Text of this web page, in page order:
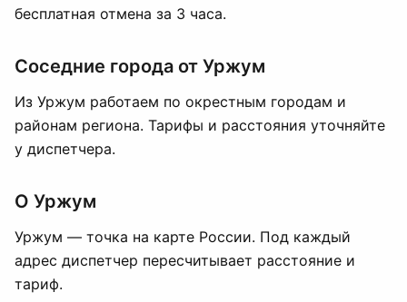
бесплатная отмена за 3 часа.
Соседние города от Уржум
Из Уржум работаем по окрестным городам и
районам региона. Тарифы и расстояния уточняйте
у диспетчера.
О Уржум
Уржум — точка на карте России. Под каждый
адрес диспетчер пересчитывает расстояние и
тариф.